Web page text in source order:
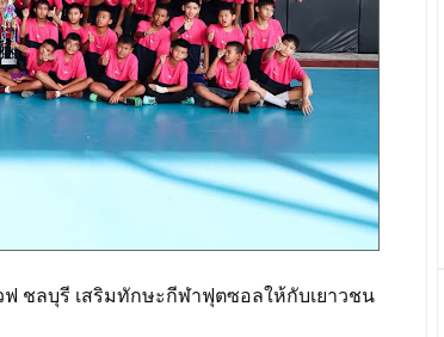
ชลบุรี เสริมทักษะกีฬาฟุตซอลให้กับเยาวชน